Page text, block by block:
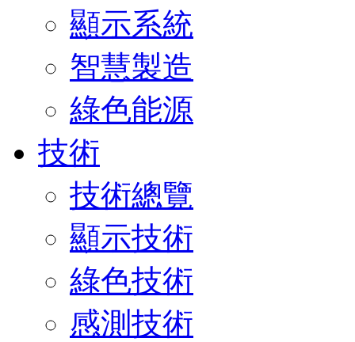
顯示系統
智慧製造
綠色能源
技術
技術總覽
顯示技術
綠色技術
感測技術